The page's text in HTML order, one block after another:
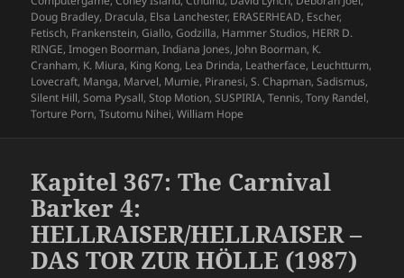
Doug Bradley, Dracula, Elsa Lanchester, ERASERHEAD, Escher,
Fetisch, Frankenstein,Giallo,Godzilla, Hammer Studios, HERR D.
RINGE,Imogen Boorman,Indiana Jones, John Boorman, K.
Cranham, K. Miura, King Kong, Lea Drinda, Leatherface, Leuchtturm,
Lovecraft, Manga, Marvel, Mumie, Piranesi,S. Chapman,Sadismus,
Silent Hill,Soma Pysall,Stop Motion,SUSPIRIA,Tennis,Tony Randel,
Torture Porn,Tsutomu Nihei,William Hope
Kapitel 367: The Carnival
Barker 4:
HELLRAISER/HELLRAISER –
DAS TOR ZUR HÖLLE (1987)